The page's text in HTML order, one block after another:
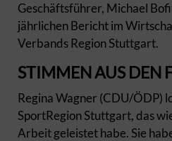
Geschäftsführer, Michael
jährlichen Bericht im
Verbands Region Stuttgart.
STIMMEN AUS DEN
Regina Wagner (CDU/ÖDP)
SportRegion Stuttgart, das
Arbeit geleistet habe. Sie